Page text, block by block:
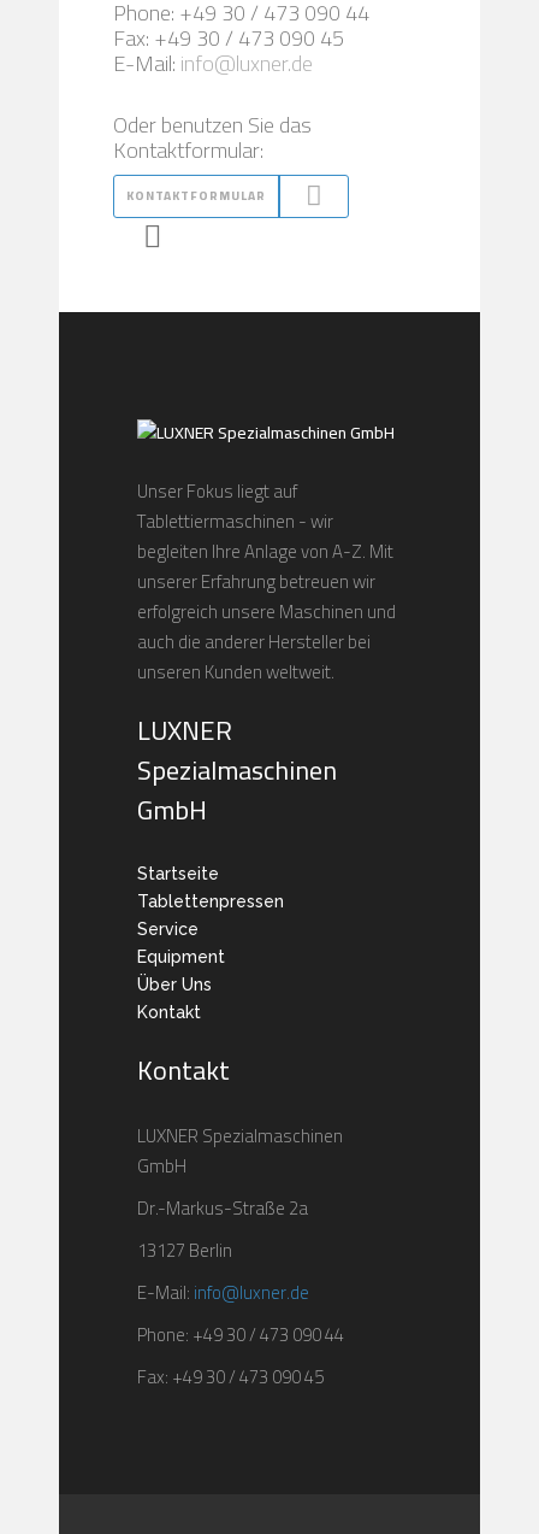
Phone: +49 30 / 473 090 44
Fax: +49 30 / 473 090 45
E-Mail:info@luxner.de
Oder benutzen Sie das
Kontaktformular:
KONTAKTFORMULAR
Unser Fokus liegt auf
Tablettiermaschinen - wir
begleiten Ihre Anlage von A-Z. Mit
unserer Erfahrung betreuen wir
erfolgreich unsere Maschinen und
auch die anderer Hersteller bei
unseren Kunden weltweit.
LUXNER
Spezialmaschinen
GmbH
Startseite
Tablettenpressen
Service
Equipment
Über Uns
Kontakt
Kontakt
LUXNER Spezialmaschinen
GmbH
Dr.-Markus-Straße 2a
13127 Berlin
E-Mail:info@luxner.de
Phone: +49 30 / 473 090 44
Fax: +49 30 / 473 090 45